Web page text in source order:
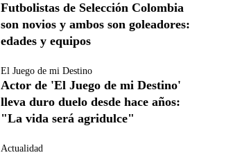
Futbolistas de Selección Colombia
son novios y ambos son goleadores:
edades y equipos
El Juego de mi Destino
Actor de 'El Juego de mi Destino'
lleva duro duelo desde hace años:
"La vida será agridulce"
Actualidad